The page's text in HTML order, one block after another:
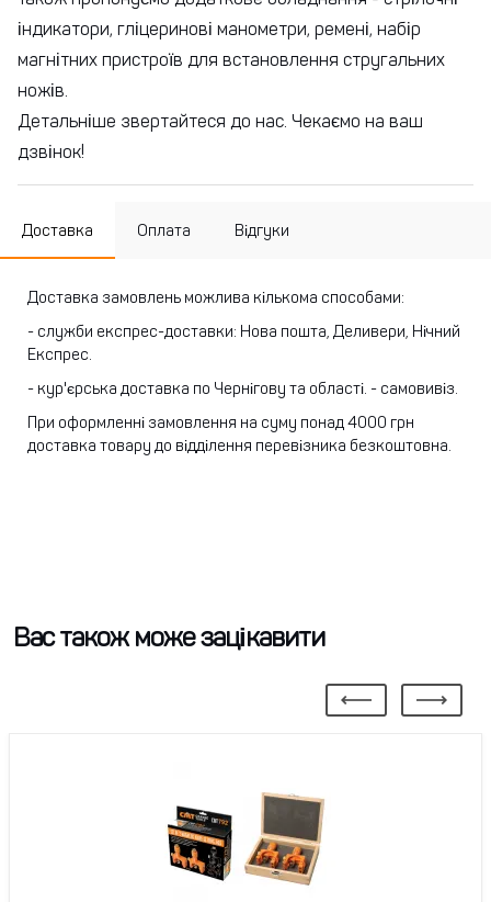
індикатори, гліцеринові манометри, ремені, набір
магнітних пристроїв для встановлення стругальних
ножів.
Детальніше звертайтеся до нас. Чекаємо на ваш
дзвінок!
Доставка Оплата Відгуки
Доставка замовлень можлива кількома способами:
- служби експрес-доставки: Нова пошта, Деливери, Нічний
Експрес.
- кур'єрська доставка по Чернігову та області. - самовивіз.
При оформленні замовлення на суму понад 4000 грн
доставка товару до відділення перевізника безкоштовна.
Вас також може зацікавити